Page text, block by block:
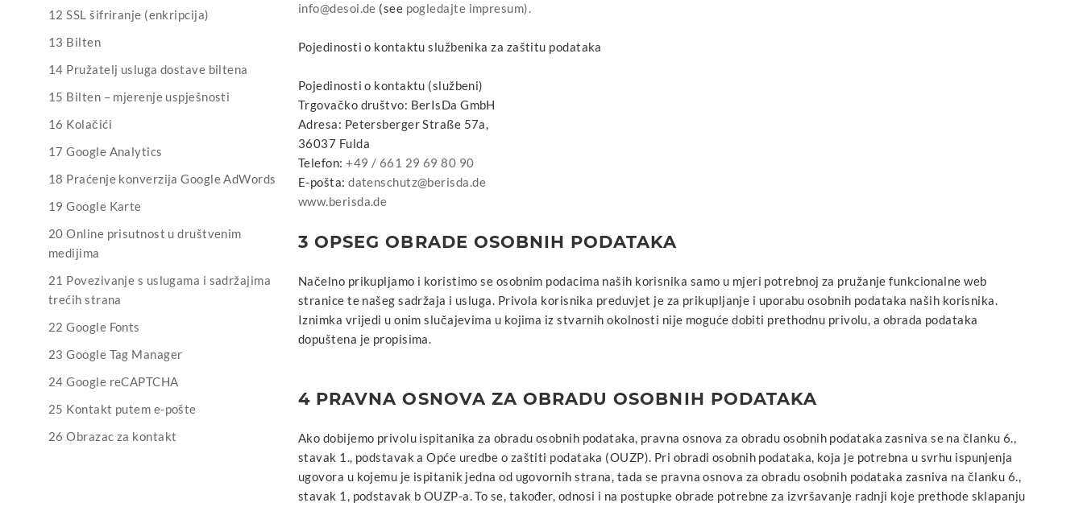
12 SSL šifriranje (enkripcija)
13 Bilten
14 Pružatelj usluga dostave biltena
15 Bilten – mjerenje uspješnosti
16 Kolačići
17 Google Analytics
18 Praćenje konverzija Google AdWords
19 Google Karte
20 Online prisutnost u društvenim
medijima
21 Povezivanje s uslugama i sadržajima
trećih strana
22 Google Fonts
23 Google Tag Manager
24 Google reCAPTCHA
25 Kontakt putem e-pošte
26 Obrazac za kontakt
info@desoi.de (see pogledajte impresum).
Pojedinosti o kontaktu službenika za zaštitu podataka
Pojedinosti o kontaktu (službeni)
Trgovačko društvo: BerIsDa GmbH
Adresa: Petersberger Straße 57a,
36037 Fulda
Telefon:+49 / 661 29 69 80 90
E-pošta:datenschutz@berisda.de
www.berisda.de
3 OPSEG OBRADE OSOBNIH PODATAKA
Načelno prikupljamo i koristimo se osobnim podacima naših korisnika samo u mjeri potrebnoj za pružanje funkcionalne web
stranice te našeg sadržaja i usluga. Privola korisnika preduvjet je za prikupljanje i uporabu osobnih podataka naših korisnika.
Iznimka vrijedi u onim slučajevima u kojima iz stvarnih okolnosti nije moguće dobiti prethodnu privolu, a obrada podataka
dopuštena je propisima.
4 PRAVNA OSNOVA ZA OBRADU OSOBNIH PODATAKA
Ako dobijemo privolu ispitanika za obradu osobnih podataka, pravna osnova za obradu osobnih podataka zasniva se na članku 6.,
stavak 1., podstavak a Opće uredbe o zaštiti podataka (OUZP). Pri obradi osobnih podataka, koja je potrebna u svrhu ispunjenja
ugovora u kojemu je ispitanik jedna od ugovornih strana, tada se pravna osnova za obradu osobnih podataka zasniva na članku 6.,
stavak 1, podstavak b OUZP-a. To se, također, odnosi i na postupke obrade potrebne za izvršavanje radnji koje prethode sklapanju